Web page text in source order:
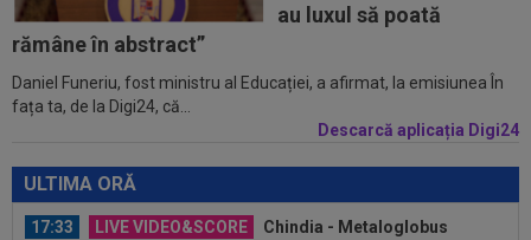
au luxul să poată
rămâne în abstract”
Daniel Funeriu, fost ministru al Educației, a afirmat, la emisiunea În
fața ta, de la Digi24, că...
Descarcă aplicația Digi24
ULTIMA ORĂ
16:46
Surpriză uriașă: Kylian Mbappe semnează!
”Acordul se încheie acum! O schimbare...
17:40
Răsturnare de situație! Julian Alvarez se duce
la Madrid și cere oficial...
de mireasă lângă Ronaldo, Georgina a...
17:33 LIVE VIDEO&SCORE
Chindia - Metaloglobus